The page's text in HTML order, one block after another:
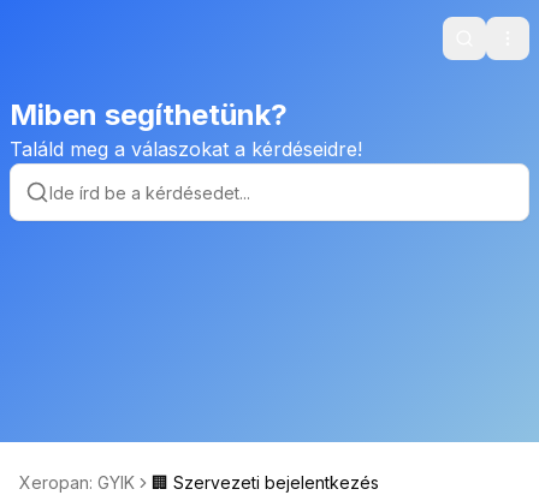
Search
Miben segíthetünk?
Találd meg a válaszokat a kérdéseidre!
Xeropan: GYIK 🏢 Szervezeti bejelentkezés